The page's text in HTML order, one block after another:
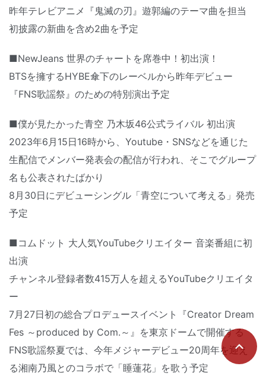
昨年テレビアニメ『鬼滅の刃』遊郭編のテーマ曲を担当
初披露の新曲を含め2曲を予定
■NewJeans 世界のチャートを席巻中！初出演！
BTSを擁するHYBE傘下のレーベルから昨年デビュー
『FNS歌謡祭』のための特別演出予定
■僕が見たかった青空 乃木坂46公式ライバル 初出演
2023年6月15日16時から、Youtube・SNSなどを通じた
生配信でメンバー発表会の配信が行われ、そこでグループ
名も公表されたばかり
8月30日にデビューシングル「青空について考える」発売
予定
■コムドット 大人気YouTubeクリエイター 音楽番組に初
出演
チャンネル登録者数415万人を超えるYouTubeクリエイタ
ー
7月27日初の総合プロデュースイベント『Creator Dream
Fes ～produced by Com.～』を東京ドームで開催する
FNS歌謡祭夏では、今年メジャーデビュー20周年を迎え
る湘南乃風とのコラボで「睡蓮花」を歌う予定